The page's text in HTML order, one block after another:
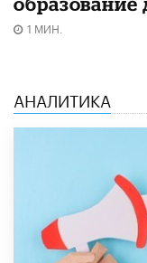
1 МИН.
АНАЛИТИКА